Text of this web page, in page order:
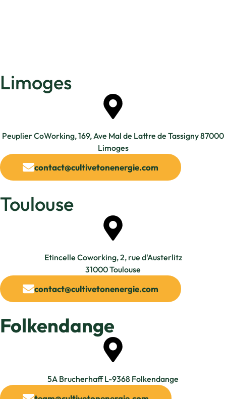
Limoges
Peuplier CoWorking, 169, Ave Mal de Lattre de Tassigny 87000
Limoges
contact@cultivetonenergie.com
Toulouse
Etincelle Coworking, 2, rue d'Austerlitz
31000 Toulouse
contact@cultivetonenergie.com
Folkendange
5A Brucherhaff L-9368 Folkendange​